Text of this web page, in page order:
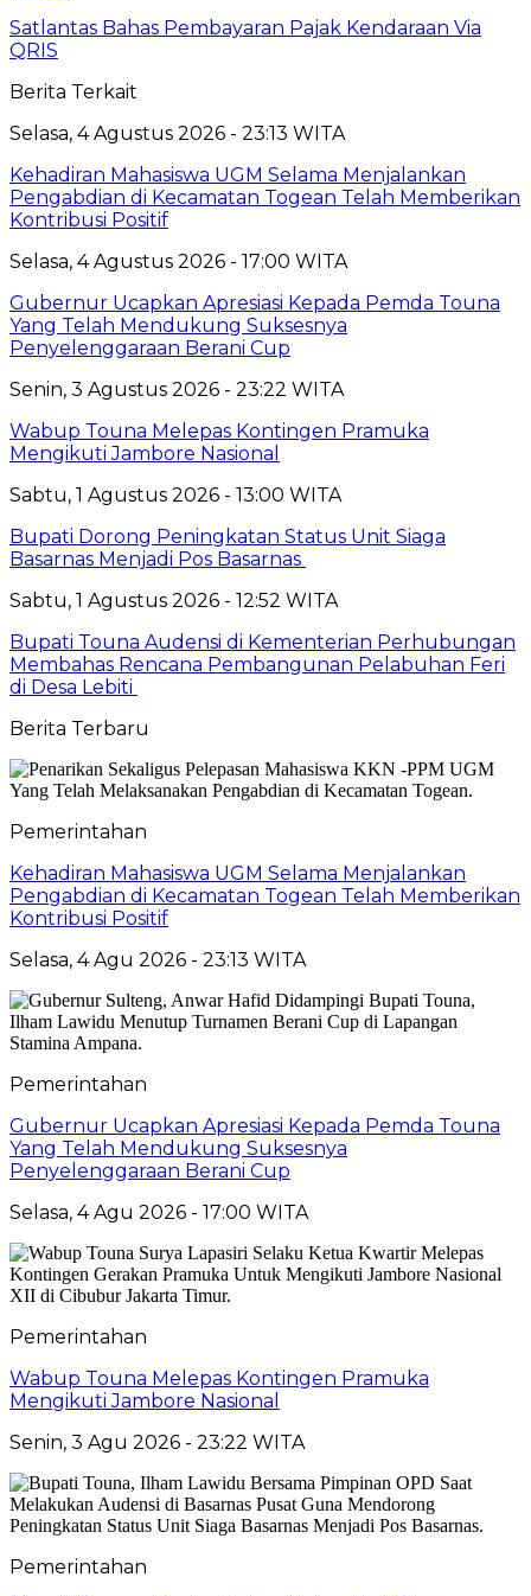
Satlantas Bahas Pembayaran Pajak Kendaraan Via
QRIS
Berita Terkait
Selasa, 4 Agustus 2026 - 23:13 WITA
Kehadiran Mahasiswa UGM Selama Menjalankan
Pengabdian di Kecamatan Togean Telah Memberikan
Kontribusi Positif
Selasa, 4 Agustus 2026 - 17:00 WITA
Gubernur Ucapkan Apresiasi Kepada Pemda Touna
Yang Telah Mendukung Suksesnya
Penyelenggaraan Berani Cup
Senin, 3 Agustus 2026 - 23:22 WITA
Wabup Touna Melepas Kontingen Pramuka
Mengikuti Jambore Nasional
Sabtu, 1 Agustus 2026 - 13:00 WITA
Bupati Dorong Peningkatan Status Unit Siaga
Basarnas Menjadi Pos Basarnas
Sabtu, 1 Agustus 2026 - 12:52 WITA
Bupati Touna Audensi di Kementerian Perhubungan
Membahas Rencana Pembangunan Pelabuhan Feri
di Desa Lebiti
Berita Terbaru
Pemerintahan
Kehadiran Mahasiswa UGM Selama Menjalankan
Pengabdian di Kecamatan Togean Telah Memberikan
Kontribusi Positif
Selasa, 4 Agu 2026 - 23:13 WITA
Pemerintahan
Gubernur Ucapkan Apresiasi Kepada Pemda Touna
Yang Telah Mendukung Suksesnya
Penyelenggaraan Berani Cup
Selasa, 4 Agu 2026 - 17:00 WITA
Pemerintahan
Wabup Touna Melepas Kontingen Pramuka
Mengikuti Jambore Nasional
Senin, 3 Agu 2026 - 23:22 WITA
Pemerintahan